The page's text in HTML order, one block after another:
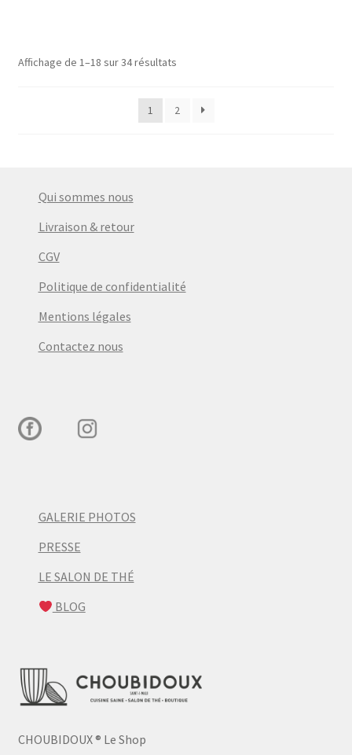
Affichage de 1–18 sur 34 résultats
1 2
Qui sommes nous
Livraison & retour
CGV
Politique de confidentialité
Mentions légales
Contactez nous
GALERIE PHOTOS
PRESSE
LE SALON DE THÉ
BLOG
CHOUBIDOUX® Le Shop